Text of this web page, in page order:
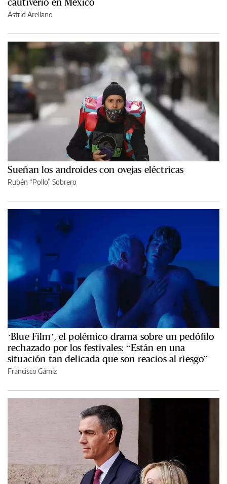
Astrid Arellano
Sueñan los androides con ovejas eléctricas
Rubén “Pollo” Sobrero
‘Blue Film’, el polémico drama sobre un pedófilo
rechazado por los festivales: “Están en una
situación tan delicada que son reacios al riesgo”
Francisco Gámiz